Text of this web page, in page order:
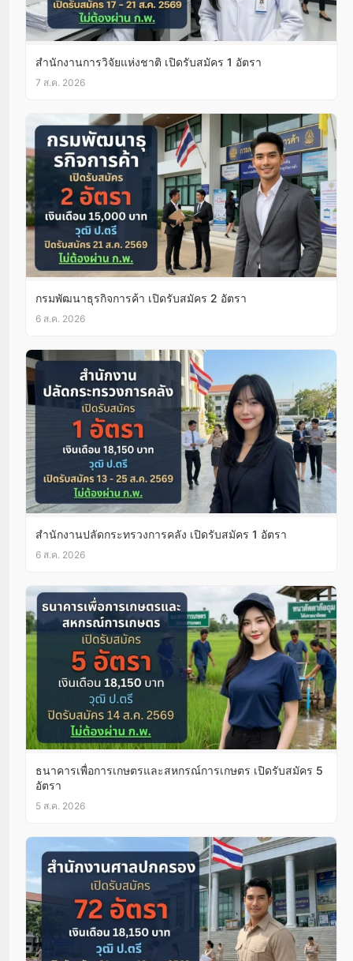
สำนักงานการวิจัยแห่งชาติ เปิดรับสมัคร 1 อัตรา
7 ส.ค. 2026
กรมพัฒนาธุรกิจการค้า เปิดรับสมัคร 2 อัตรา
6 ส.ค. 2026
สำนักงานปลัดกระทรวงการคลัง เปิดรับสมัคร 1 อัตรา
6 ส.ค. 2026
ธนาคารเพื่อการเกษตรและสหกรณ์การเกษตร เปิดรับสมัคร 5
อัตรา
5 ส.ค. 2026